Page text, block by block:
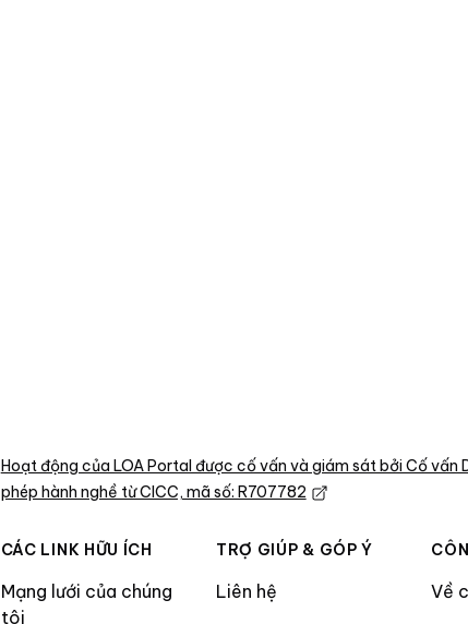
Hoạt động của LOA Portal được cố vấn và giám sát bởi Cố
phép hành nghề từ CICC, mã số: R707782
CÁC LINK HỮU ÍCH
Mạng lưới của chúng
tôi
TRỢ GIÚP & GÓP Ý
Liên hệ Về